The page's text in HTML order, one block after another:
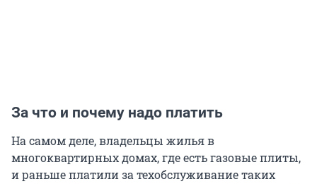
За что и почему надо платить
На самом деле, владельцы жилья в
многоквартирных домах, где есть газовые плиты,
и раньше платили за техобслуживание таких